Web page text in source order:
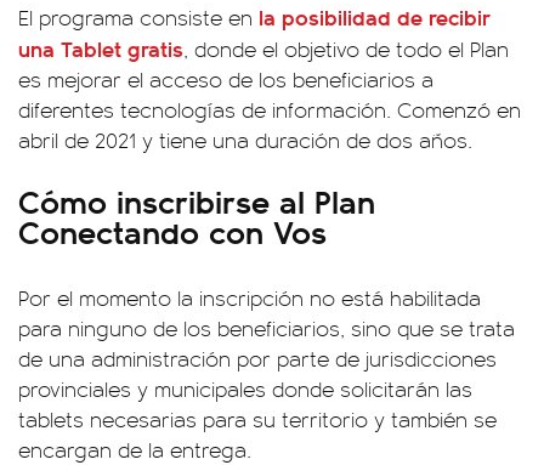
El programa consiste en la posibilidad de recibir
una Tablet gratis, donde el objetivo de todo el Plan
es mejorar el acceso de los beneficiarios a
diferentes tecnologías de información. Comenzó en
abril de 2021 y tiene una duración de dos años.
Cómo inscribirse al Plan
Conectando con Vos
Por el momento la inscripción no está habilitada
para ninguno de los beneficiarios, sino que se trata
de una administración por parte de jurisdicciones
provinciales y municipales donde solicitarán las
tablets necesarias para su territorio y también se
encargan de la entrega.